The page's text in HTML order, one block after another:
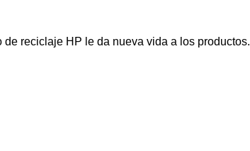
reciclaje HP le da nueva vida a los productos.